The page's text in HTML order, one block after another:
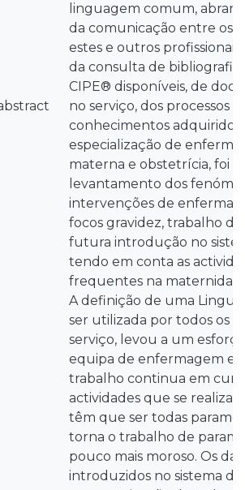
linguagem comum,
da comunicação entre os
estes e outros profissionais
da consulta de bibliografia,
CIPE® disponíveis, de
no serviço, dos processos
conhecimentos
especialização de
materna e obstetrícia, foi
levantamento dos
intervenções de
focos gravidez, trabalho
futura introdução no
tendo em conta as
frequentes na
A definição de uma
ser utilizada por todos os
serviço, levou a um
equipa de enfermagem e
trabalho continua em
actividades que se
têm que ser todas
torna o trabalho de
pouco mais moroso. Os
introduzidos no sistema